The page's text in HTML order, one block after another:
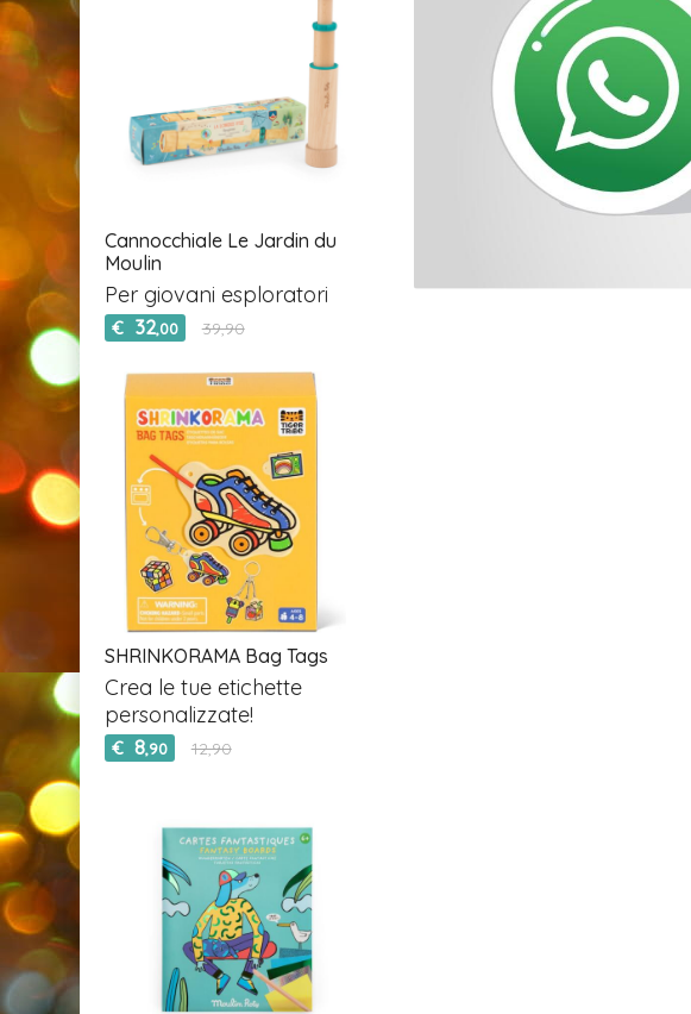
Cannocchiale Le Jardin du
Moulin
Per giovani esploratori
€ 32,00 39,90
SHRINKORAMA Bag Tags
Crea le tue etichette
personalizzate!
€ 8,90 12,90